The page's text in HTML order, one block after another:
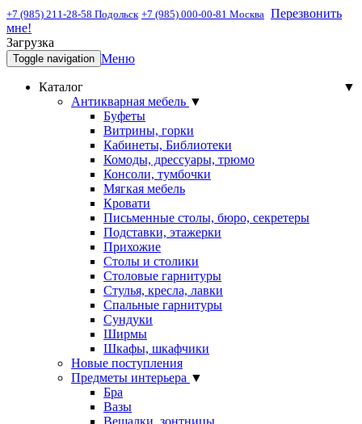
+7 (985) 211-28-58 Подольск +7 (985) 000-00-81 Москва Перезвонить
мне!
Загрузка
Toggle navigation Меню
Каталог
▼
Антикварная мебель ▼
Буфеты
Витрины, горки
Кабинеты, Библиотеки
Комоды, дрессуары, трюмо
Консоли, тумбочки
Мягкая мебель
Кровати
Письменные столы, бюро, секретеры
Подставки, этажерки
Прихожие
Столы и столики
Столовые гарнитуры
Стулья, кресла, лавки
Спальные гарнитуры
Сундуки
Ширмы
Шкафы, шкафчики
Новые поступления
Предметы интерьера ▼
Бра
Вазы
Вешалки, зонтницы